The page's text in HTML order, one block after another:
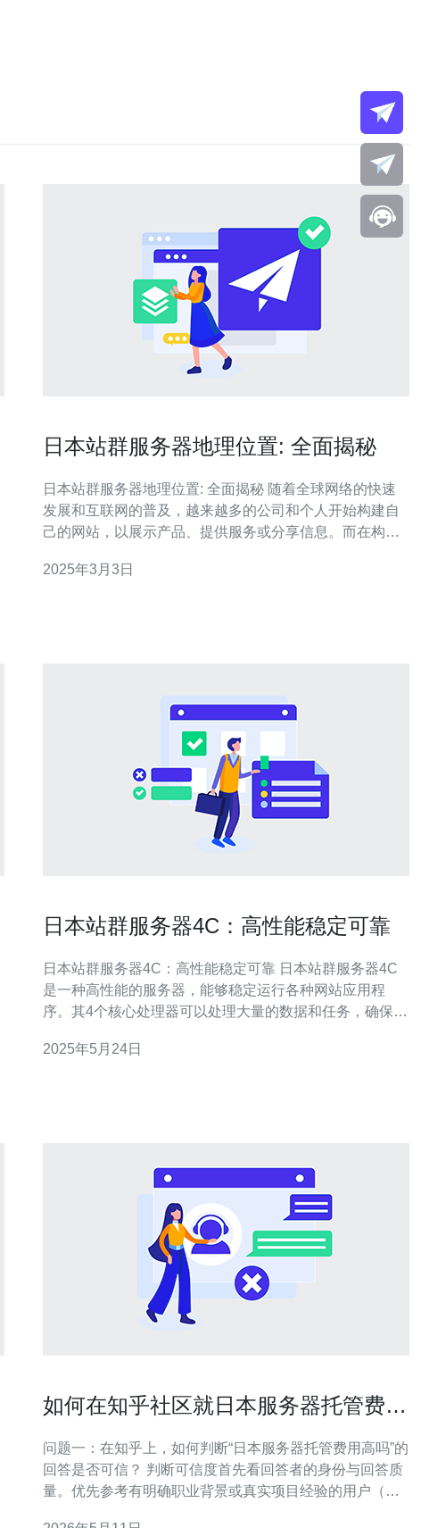
日本站群服务器地理位置: 全面揭秘
日本站群服务器地理位置: 全面揭秘 随着全球网络的快速
发展和互联网的普及，越来越多的公司和个人开始构建自
己的网站，以展示产品、提供服务或分享信息。而在构建
和访问速度起着至关重要的作用。本文将深入探讨日本站
2025年3月3日
日本站群服务器4C：高性能稳定可靠
日本站群服务器4C：高性能稳定可靠 日本站群服务器4C
是一种高性能的服务器，能够稳定运行各种网站应用程
序。其4个核心处理器可以处理大量的数据和任务，确保网
性能表现，能够支持大流量的网站访问，并且能够同时处
2025年5月24日
如何在知乎社区就日本服务器托管费用
问题一：在知乎上，如何判断“日本服务器托管费用高吗”的
回答是否可信？ 判断可信度首先看回答者的身份与回答质
量。优先参考有明确职业背景或真实项目经验的用户（如